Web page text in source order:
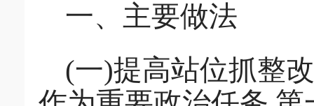
一、主要做法
(一)提高站位抓整